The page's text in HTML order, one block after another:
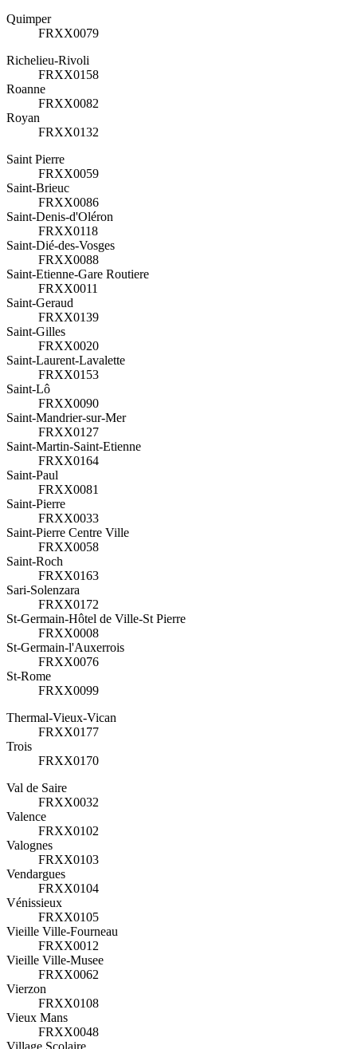
Quimper
FRXX0079
Richelieu-Rivoli
FRXX0158
Roanne
FRXX0082
Royan
FRXX0132
Saint Pierre
FRXX0059
Saint-Brieuc
FRXX0086
Saint-Denis-d'Oléron
FRXX0118
Saint-Dié-des-Vosges
FRXX0088
Saint-Etienne-Gare Routiere
FRXX0011
Saint-Geraud
FRXX0139
Saint-Gilles
FRXX0020
Saint-Laurent-Lavalette
FRXX0153
Saint-Lô
FRXX0090
Saint-Mandrier-sur-Mer
FRXX0127
Saint-Martin-Saint-Etienne
FRXX0164
Saint-Paul
FRXX0081
Saint-Pierre
FRXX0033
Saint-Pierre Centre Ville
FRXX0058
Saint-Roch
FRXX0163
Sari-Solenzara
FRXX0172
St-Germain-Hôtel de Ville-St Pierre
FRXX0008
St-Germain-l'Auxerrois
FRXX0076
St-Rome
FRXX0099
Thermal-Vieux-Vican
FRXX0177
Trois
FRXX0170
Val de Saire
FRXX0032
Valence
FRXX0102
Valognes
FRXX0103
Vendargues
FRXX0104
Vénissieux
FRXX0105
Vieille Ville-Fourneau
FRXX0012
Vieille Ville-Musee
FRXX0062
Vierzon
FRXX0108
Vieux Mans
FRXX0048